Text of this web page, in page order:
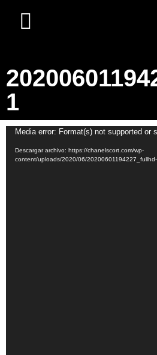
1
Reproductor
de
vídeo
Media error: Format(s) not supported or
Descargar archivo: https://chanelscort.com/wp-
content/uploads/2020/06/